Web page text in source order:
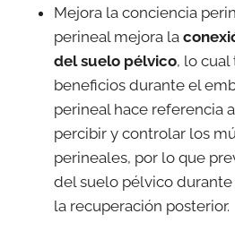
Mejora la conciencia
perineal mejora la
del suelo pélvico, lo cual
beneficios durante el
perineal hace referencia
percibir y controlar los
perineales, por lo que
del suelo pélvico
la recuperación posterior.